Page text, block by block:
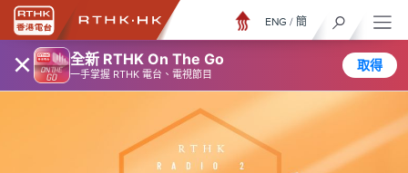
× 全新 RTHK On The Go
一手掌握 RTHK 電台、電視節目
取得
ENG / 簡